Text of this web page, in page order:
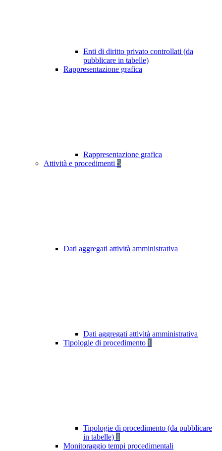
Enti di diritto privato controllati (da
pubblicare in tabelle)
Rappresentazione grafica
Rappresentazione grafica
Attività e procedimenti 5
Dati aggregati attività amministrativa
Dati aggregati attività amministrativa
Tipologie di procedimento 1
Tipologie di procedimento (da pubblicare
in tabelle) 1
Monitoraggio tempi procedimentali